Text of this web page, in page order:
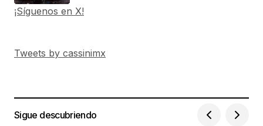
¡Síguenos en X!
Tweets by cassinimx
Sigue descubriendo